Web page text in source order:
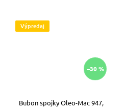
Výpredaj
–30 %
Bubon spojky Oleo-Mac 947,